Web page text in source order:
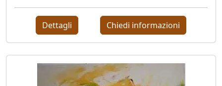
Giuliana
Bellini
Franco
Beraldo
Dettagli Chiedi informazioni